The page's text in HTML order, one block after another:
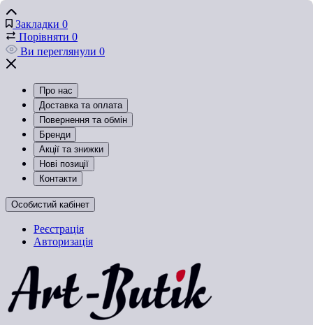
Закладки 0
Порівняти 0
Ви переглянули 0
Про нас
Доставка та оплата
Повернення та обмін
Бренди
Акції та знижки
Нові позиції
Контакти
Особистий кабінет
Реєстрація
Авторизація